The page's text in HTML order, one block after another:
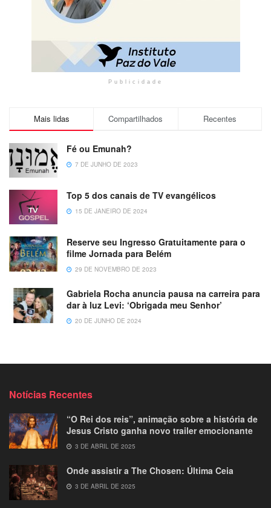
Publicidade
Mais lidas Compartilhados Recentes
Fé ou Emunah?
7 DE JUNHO DE 2023
Top 5 dos canais de TV evangélicos
15 DE JANEIRO DE 2024
Reserve seu Ingresso Gratuitamente para o
filme Jornada para Belém
29 DE NOVEMBRO DE 2023
Gabriela Rocha anuncia pausa na carreira para
dar à luz Levi: ‘Obrigada meu Senhor’
20 DE JUNHO DE 2024
Notícias Recentes
“O Rei dos reis”, animação sobre a história de
Jesus Cristo ganha novo trailer emocionante
3 DE ABRIL DE 2025
Onde assistir a The Chosen: Última Ceia
3 DE ABRIL DE 2025